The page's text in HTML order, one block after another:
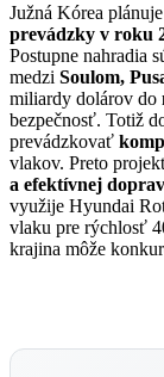
Južná Kórea
prevádzky v roku
Postupne nahradia
medzi Soulom,
miliardy dolárov do
bezpečnosť. Totiž
prevádzkovať
vlakov. Preto
a efektívnej
využije Hyundai
vlaku pre rýchlosť
krajina môže